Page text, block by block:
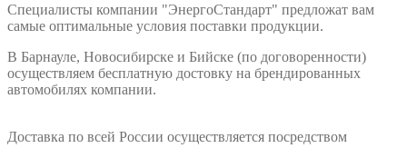
Специалисты компании "ЭнергоСтандарт" предложат вам
самые оптимальные условия поставки продукции.
В Барнауле, Новосибирске и Бийске (по договоренности)
осуществляем бесплатную достовку на брендированных
автомобилях компании.
Доставка по всей России осуществляется посредством